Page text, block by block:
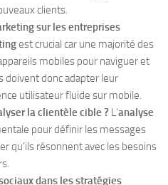
clients.
sur les entreprises
est crucial car une majorité des
mobiles pour naviguer et
doivent donc adapter leur
utilisateur fluide sur mobile.
la clientèle cible ? L’analyse
pour définir les messages
qu’ils résonnent avec les besoins
dans les stratégies